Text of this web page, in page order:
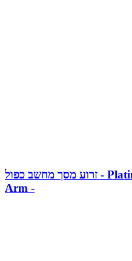
זרוע מסך מחשב כפול - Platinum Series Dual Monitor
Arm -